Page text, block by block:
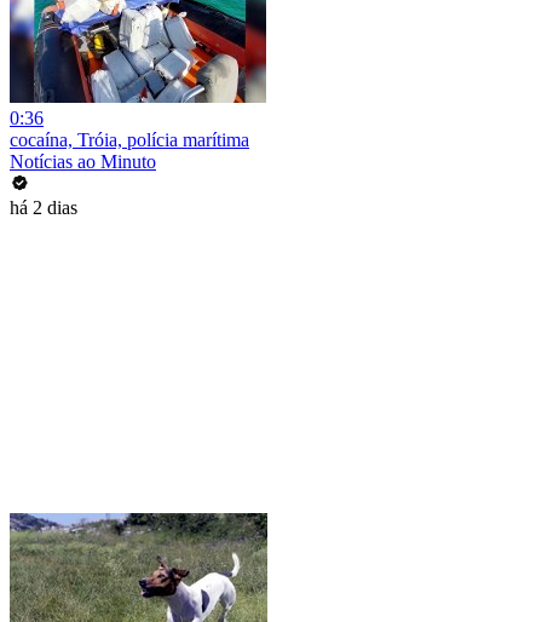
0:36
cocaína, Tróia, polícia marítima
Notícias ao Minuto
há 2 dias